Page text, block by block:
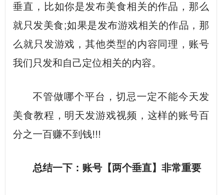
垂直，比如你是发布美食相关的作品，那么
就只发美食;如果是发布游戏相关的作品，那
么就只发游戏，其他类型的内容同理，账号
我们只发和自己定位相关的内容。
不管做哪个平台，切忌一定不能今天发
美食教程，明天发游戏视频，这样的账号百
分之一百赚不到钱!!!
总结一下： 账号【两个垂直】非常重要